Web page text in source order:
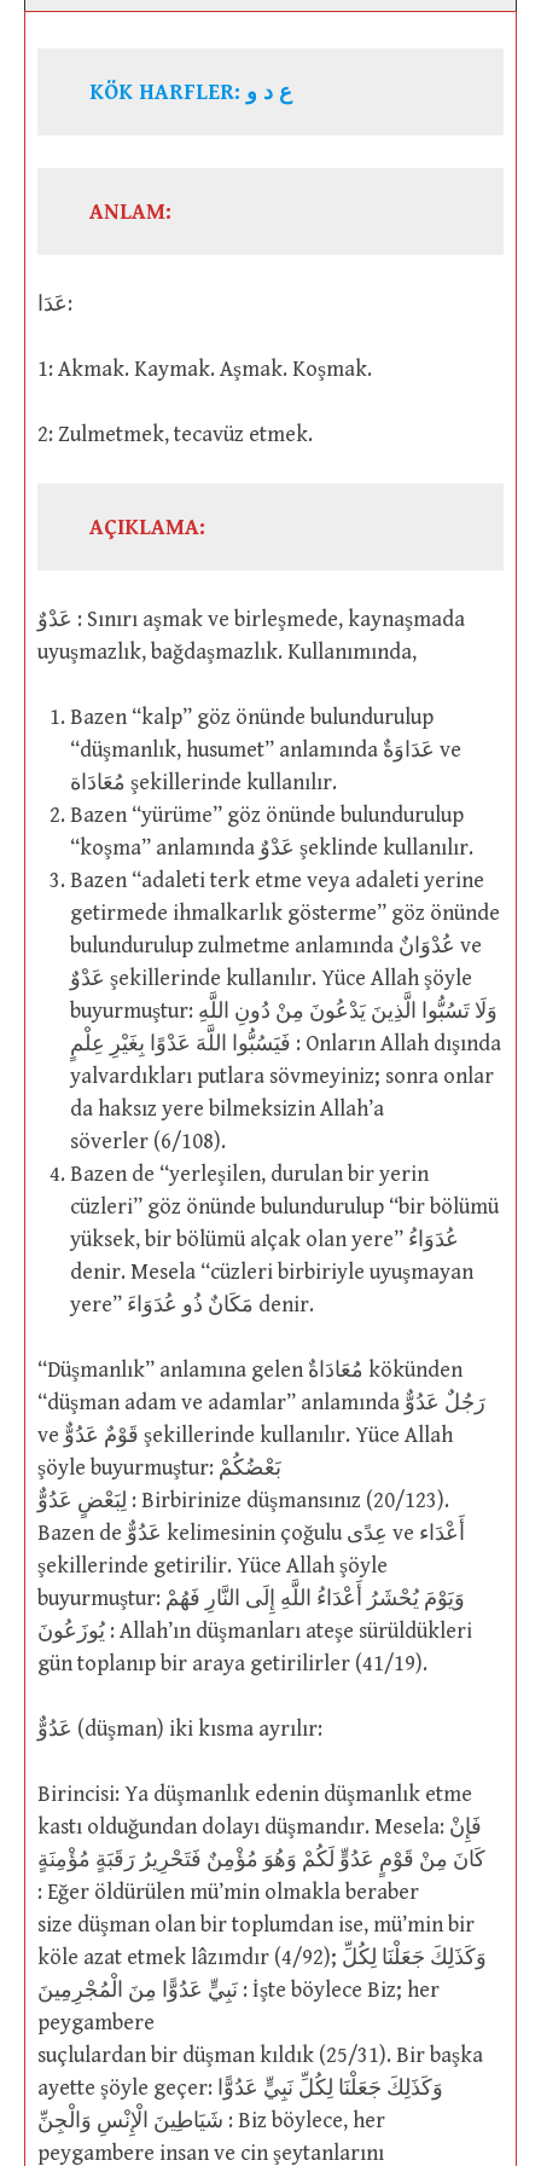
KÖK HARFLER: ع د و
ANLAM:
عَدَا:
1: Akmak. Kaymak. Aşmak. Koşmak.
2: Zulmetmek, tecavüz etmek.
AÇIKLAMA:
عَدْوٌ : Sınırı aşmak ve birleşmede, kaynaşmada
uyuşmazlık, bağdaşmazlık. Kullanımında,
Bazen “kalp” göz önünde bulundurulup
“düşmanlık, husumet” anlamında عَدَاوَةٌ ve
مُعَادَاة şekillerinde kullanılır.
Bazen “yürüme” göz önünde bulundurulup
“koşma” anlamında عَدْوٌ şeklinde kullanılır.
Bazen “adaleti terk etme veya adaleti yerine
getirmede ihmalkarlık gösterme” göz önünde
bulundurulup zulmetme anlamında عُدْوَانٌ ve
عَدْوٌ şekillerinde kullanılır. Yüce Allah şöyle
buyurmuştur: وَلَا تَسُبُّوا الَّذِينَ يَدْعُونَ مِنْ دُونِ اللَّهِ
فَيَسُبُّوا اللَّهَ عَدْوًا بِغَيْرِ عِلْمٍ : Onların Allah dışında
yalvardıkları putlara sövmeyiniz; sonra onlar
da haksız yere bilmeksizin Allah’a
söverler (6/108).
Bazen de “yerleşilen, durulan bir yerin
cüzleri” göz önünde bulundurulup “bir bölümü
yüksek, bir bölümü alçak olan yere” عُدَوَاءُ
denir. Mesela “cüzleri birbiriyle uyuşmayan
yere” مَكَانٌ ذُو عُدَوَاءَ denir.
“Düşmanlık” anlamına gelen مُعَادَاةٌ kökünden
“düşman adam ve adamlar” anlamında رَجُلٌ عَدُوٌّ
ve قَوْمٌ عَدُوٌّ şekillerinde kullanılır. Yüce Allah
şöyle buyurmuştur: بَعْضُكُمْ
لِبَعْضٍ عَدُوٌّ : Birbirinize düşmansınız (20/123).
Bazen de عَدُوٌّ kelimesinin çoğulu عِدًى ve أَعْدَاء
şekillerinde getirilir. Yüce Allah şöyle
buyurmuştur: وَيَوْمَ يُحْشَرُ أَعْدَاءُ اللَّهِ إِلَى النَّارِ فَهُمْ
يُوزَعُونَ : Allah’ın düşmanları ateşe sürüldükleri
gün toplanıp bir araya getirilirler (41/19).
عَدُوٌّ (düşman) iki kısma ayrılır:
Birincisi: Ya düşmanlık edenin düşmanlık etme
kastı olduğundan dolayı düşmandır. Mesela: فَإِنْ
كَانَ مِنْ قَوْمٍ عَدُوٍّ لَكُمْ وَهُوَ مُؤْمِنٌ فَتَحْرِيرُ رَقَبَةٍ مُؤْمِنَةٍ
: Eğer öldürülen mü’min olmakla beraber
size düşman olan bir toplumdan ise, mü’min bir
köle azat etmek lâzımdır (4/92); وَكَذَلِكَ جَعَلْنَا لِكُلِّ
نَبِيٍّ عَدُوًّا مِنَ الْمُجْرِمِينَ : İşte böylece Biz; her
peygambere
suçlulardan bir düşman kıldık (25/31). Bir başka
ayette şöyle geçer: وَكَذَلِكَ جَعَلْنَا لِكُلِّ نَبِيٍّ عَدُوًّا
شَيَاطِينَ الْإِنْسِ وَالْجِنِّ : Biz böylece, her
peygambere insan ve cin şeytanlarını